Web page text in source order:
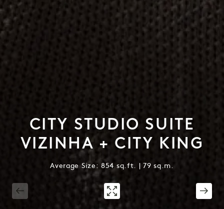
CITY STUDIO SUITE
VIZINHA + CITY KING
Average Size: 854 sq.ft. | 79 sq.m.